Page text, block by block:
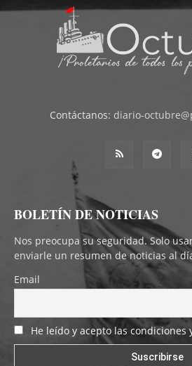
Contáctanos: diario-
BOLETÍN DE NOTICIAS
Nos preocupa su seguridad. Solo
enviarle un resumen de noticias al
Email
He leído y acepto las condiciones